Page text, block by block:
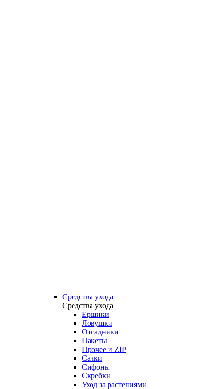
Средства ухода
Средства ухода
Ершики
Ловушки
Отсадники
Пакеты
Прочее и ZIP
Сачки
Сифоны
Скребки
Уход за растениями